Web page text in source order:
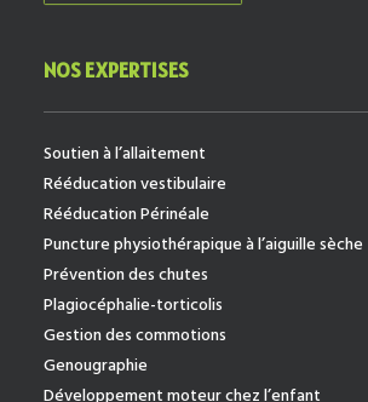
NOS EXPERTISES
Soutien à l’allaitement
Rééducation vestibulaire
Rééducation Périnéale
Puncture physiothérapique à l’aiguille sèche
Prévention des chutes
Plagiocéphalie-torticolis
Gestion des commotions
Genougraphie